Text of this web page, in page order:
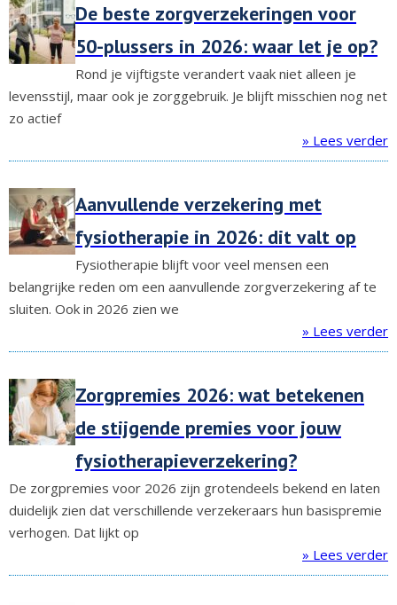
De beste zorgverzekeringen voor
50-plussers in 2026: waar let je op?
Rond je vijftigste verandert vaak niet alleen je
levensstijl, maar ook je zorggebruik. Je blijft misschien nog net
zo actief
» Lees verder
Aanvullende verzekering met
fysiotherapie in 2026: dit valt op
Fysiotherapie blijft voor veel mensen een
belangrijke reden om een aanvullende zorgverzekering af te
sluiten. Ook in 2026 zien we
» Lees verder
Zorgpremies 2026: wat betekenen
de stijgende premies voor jouw
fysiotherapieverzekering?
De zorgpremies voor 2026 zijn grotendeels bekend en laten
duidelijk zien dat verschillende verzekeraars hun basispremie
verhogen. Dat lijkt op
» Lees verder